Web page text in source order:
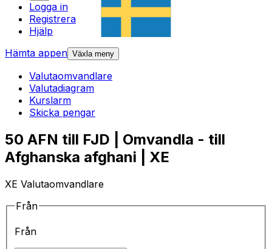
Logga in
Registrera
Hjälp
Hämta appen Växla meny
Valutaomvandlare
Valutadiagram
Kurslarm
Skicka pengar
50 AFN till FJD | Omvandla - till
Afghanska afghani | XE
XE Valutaomvandlare
Från
Från